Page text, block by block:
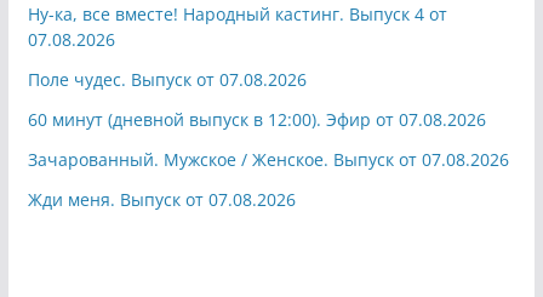
Ну-ка, все вместе! Народный кастинг. Выпуск 4 от
07.08.2026
Поле чудес. Выпуск от 07.08.2026
60 минут (дневной выпуск в 12:00). Эфир от 07.08.2026
Зачарованный. Мужское / Женское. Выпуск от 07.08.2026
Жди меня. Выпуск от 07.08.2026